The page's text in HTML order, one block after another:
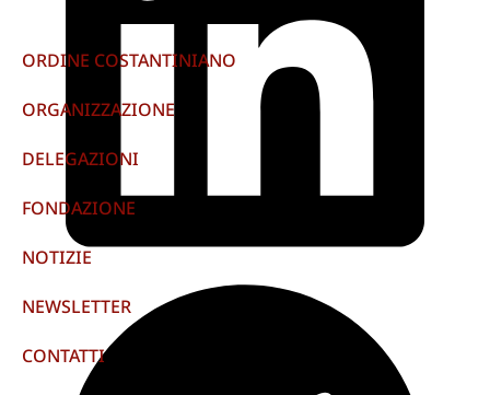
ORDINE COSTANTINIANO
ORGANIZZAZIONE
DELEGAZIONI
FONDAZIONE
NOTIZIE
NEWSLETTER
CONTATTI